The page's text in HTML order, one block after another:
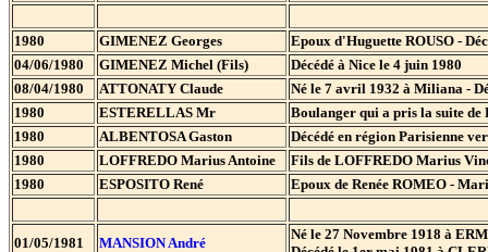
1980 GIMENEZ Georges
Epoux d'Huguette ROUSO -
04/06/1980
GIMENEZ Michel (Fils)
Décédé à Nice le 4 juin 1980
08/04/1980
ATTONATY Claude
Né le 7 avril 1932 à Miliana -
1980
ESTERELLAS Mr
Boulanger qui a pris la suite
1980
ALBENTOSA Gaston
Décédé en région Parisienne
1980
LOFFREDO Marius Antoine
Fils de LOFFREDO Marius
1980
ESPOSITO René Epoux de Renée ROMEO -
01/05/1981 MANSION André
Né le 27 Novembre 1918 à